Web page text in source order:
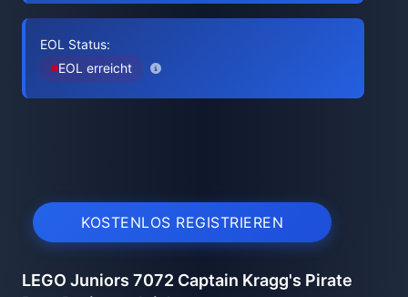
EOL Status:
EOL erreicht
KOSTENLOS REGISTRIEREN
LEGO Juniors 7072 Captain Kragg's Pirate